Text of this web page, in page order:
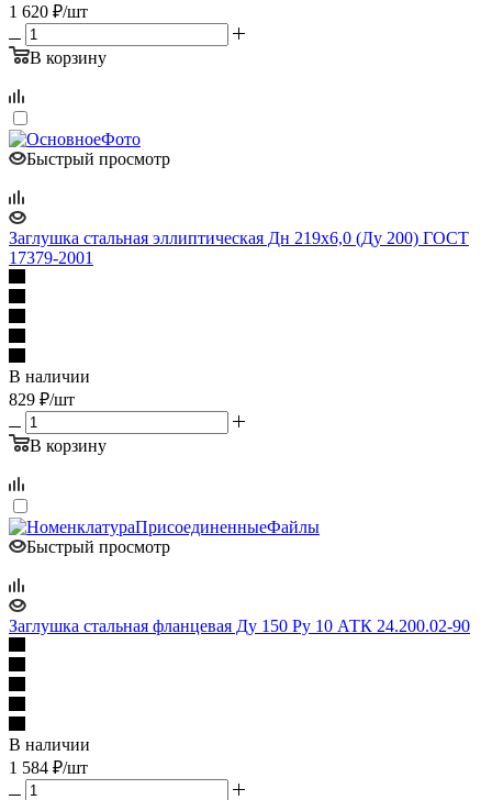
1 620 ₽/шт
В корзину
Быстрый просмотр
Заглушка стальная эллиптическая Дн 219х6,0 (Ду 200) ГОСТ
17379-2001
В наличии
829 ₽/шт
В корзину
Быстрый просмотр
Заглушка стальная фланцевая Ду 150 Ру 10 АТК 24.200.02-90
В наличии
1 584 ₽/шт